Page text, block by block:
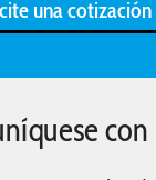
Producto
Impuestos
una cotización